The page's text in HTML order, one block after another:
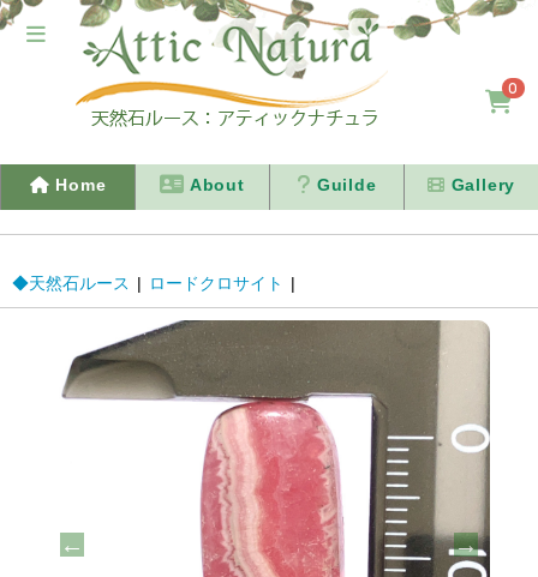
0
Home About Guilde Gallery
◆天然石ルース | ロードクロサイト |